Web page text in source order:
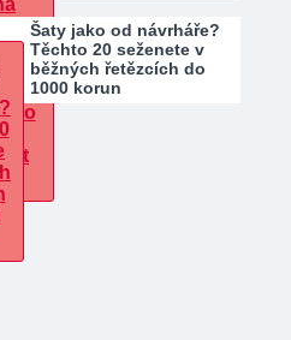
Šaty jako od návrháře?
Těchto 20 seženete v
běžných řetězcích do
1000 korun